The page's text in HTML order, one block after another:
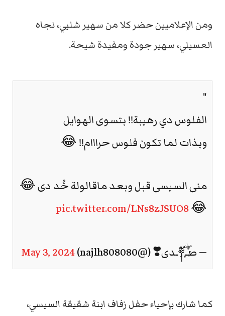
ومن الإعلاميين حضر كلا من سهير شلبي، نجاه
العسيلي، سهير جودة ومفيدة شيحة.
"
الفلوس دي رهيبة!! بتسوى الهوايل
وبذات لما تكون فلوس حرااام!! 😂
منى السيسى قبل وبعد ماقالولة خُد دى 😂
😂
pic.twitter.com/LNs8zJSUO8
— صـ༈ۖ҉ـدى❣️ (@najlh808080) May 3, 2024
كما شارك بإحياء حفل زفاف ابنة شقيقة السيسي،